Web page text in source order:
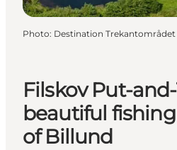
Filskov Put-
beautiful
of Billund
Photo: Destination Trekantområdet